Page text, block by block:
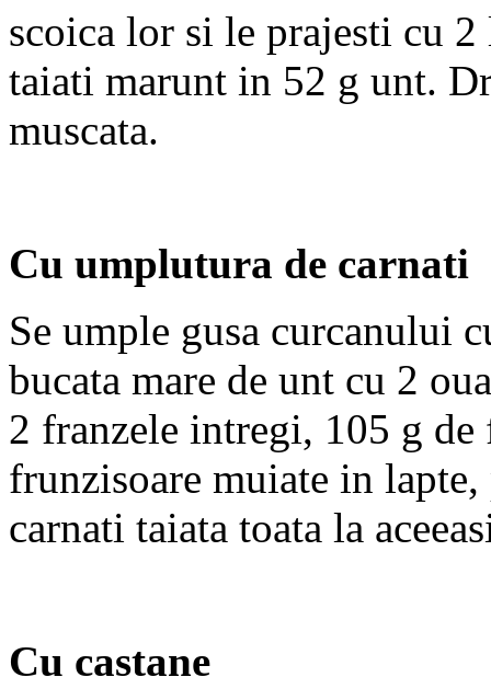
scoica lor si le prajesti cu
taiati marunt in 52 g unt.
muscata.
Cu umplutura de carnati
Se umple gusa curcanului
bucata mare de unt cu 2
2 franzele intregi, 105 g de
frunzisoare muiate in
carnati taiata toata la
Cu castane